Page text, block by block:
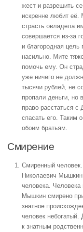
жест и разрешить
искренне любит
страсть овладела
совершается из-за
и благородная цель
насильно. Мите
помочь ему. Он
уже ничего не
тысячи рублей, не
пропали деньги, но
право расстаться
спасать его. Таким
обоим братьям.
Смирение
Смиренный человек
Николаевич Мышкин
человека. Человека
Мышкин смирено
знатное
человек небогатый.
к знатным